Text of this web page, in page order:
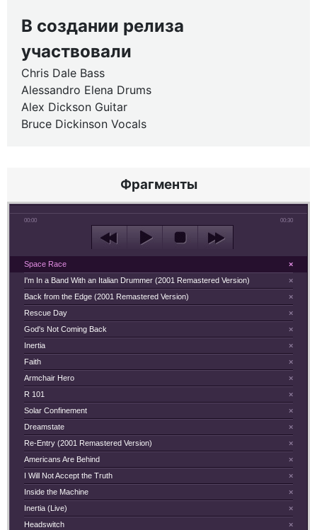
В создании релиза
участвовали
Chris Dale Bass
Alessandro Elena Drums
Alex Dickson Guitar
Bruce Dickinson Vocals
Фрагменты
00:00 00:30
×
Space Race
×
I'm In a Band With an Italian Drummer (2001 Remastered Version)
×
Back from the Edge (2001 Remastered Version)
×
Rescue Day
×
God's Not Coming Back
×
Inertia
×
Faith
×
Armchair Hero
×
R 101
×
Solar Confinement
×
Dreamstate
×
Re-Entry (2001 Remastered Version)
×
Americans Are Behind
×
I Will Not Accept the Truth
×
Inside the Machine
×
Inertia (Live)
×
Headswitch